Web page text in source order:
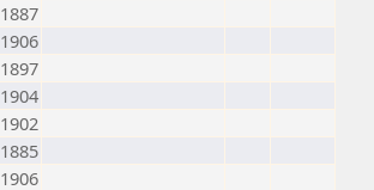
1887
1906
1897
1904
1902
1885
1906